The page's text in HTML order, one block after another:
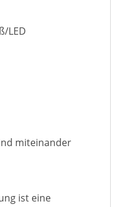
LED
miteinander
ist eine